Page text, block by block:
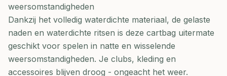
weersomstandigheden
Dankzij het volledig waterdichte materiaal, de gelaste
naden en waterdichte ritsen is deze cartbag uitermate
geschikt voor spelen in natte en wisselende
weersomstandigheden. Je clubs, kleding en
accessoires blijven droog - ongeacht het weer.